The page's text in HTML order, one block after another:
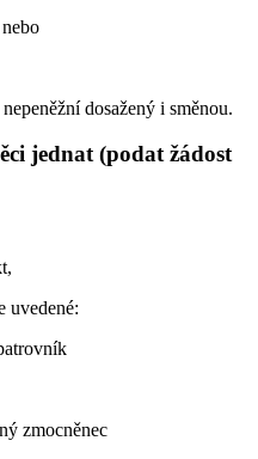
dosažený i směnou.
jednat (podat žádost
uvedené:
zmocněnec